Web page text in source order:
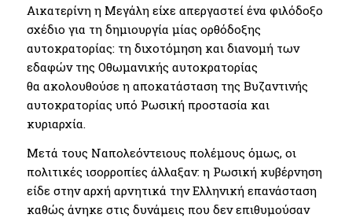
Αικατερίνη η Μεγάλη είχε απεργαστεί ένα φιλόδοξο
σχέδιο για τη δημιουργία μίας ορθόδοξης
αυτοκρατορίας: τη διχοτόμηση και διανομή των
εδαφών της Οθωμανικής αυτοκρατορίας
θα ακολουθούσε η αποκατάσταση της Βυζαντινής
αυτοκρατορίας υπό Ρωσική προστασία και
κυριαρχία.
Μετά τους Ναπολεόντειους πολέμους όμως, οι
πολιτικές ισορροπίες άλλαξαν: η Ρωσική κυβέρνηση
είδε στην αρχή αρνητικά την Ελληνική επανάσταση
καθώς άνηκε στις δυνάμεις που δεν επιθυμούσαν